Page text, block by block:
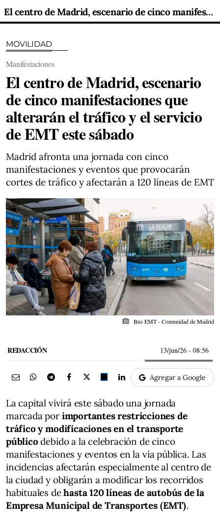
El centro de Madrid, escenario de cinco manifestaciones que alterarán el tráfico y el servicio de EMT este sábado
MOVILIDAD
Manifestaciones
El centro de Madrid, escenario
de cinco manifestaciones que
alterarán el tráfico y el servicio
de EMT este sábado
Madrid afronta una jornada con cinco
manifestaciones y eventos que provocarán
cortes de tráfico y afectarán a 120 líneas de EMT
photo_camera Bus EMT - Comunidad de Madrid
REDACCIÓN 13/jun/26 - 08:56
Agregar a Google
La capital vivirá este sábado una jornada
marcada por importantes restricciones de
tráfico y modificaciones en el transporte
públicodebido a la celebración de cinco
manifestaciones y eventos en la vía pública. Las
incidencias afectarán especialmente al centro de
la ciudad y obligarán a modificar los recorridos
habituales dehasta 120 líneas de autobús de la
Empresa Municipal de Transportes (EMT).